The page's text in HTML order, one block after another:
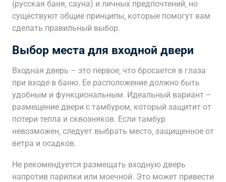
(русская баня‚ сауна) и личных предпочтений‚ но
существуют общие принципы‚ которые помогут вам
сделать правильный выбор.
Выбор места для входной двери
Входная дверь – это первое‚ что бросается в глаза
при входе в баню. Ее расположение должно быть
удобным и функциональным. Идеальный вариант –
размещение двери с тамбуром‚ который защитит от
потери тепла и сквозняков. Если тамбур
невозможен‚ следует выбрать место‚ защищенное от
ветра и осадков.
Не рекомендуется размещать входную дверь
напротив парилки или моечной. Это может привести